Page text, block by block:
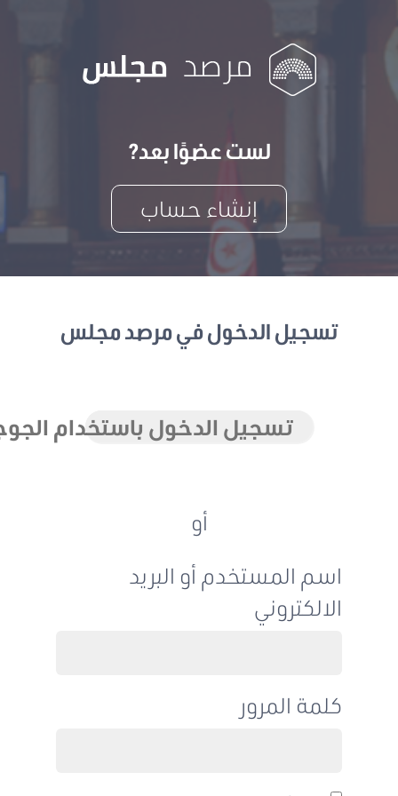
لست عضوًا بعد?
إنشاء حساب
تسجيل الدخول في مرصد مجلس
تسجيل الدخول باستخدام الجوجل
اسم المستخدم أو البريد
الالكتروني
كلمة المرور